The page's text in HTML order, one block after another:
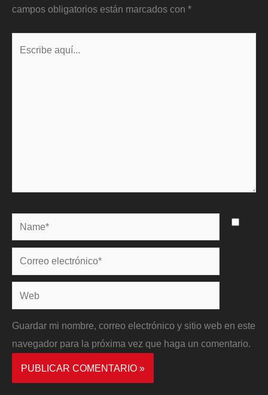
campos obligatorios están marcados con *
Name*
Correo
electrónico*
Web
Guardar mi nombre, correo electrónico y sitio web en este
navegador para la próxima vez que haga un comentario.